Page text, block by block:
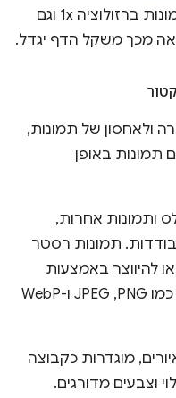
להניח שהדפדפן יוריד גם את התמונות ברזולוציה 1x וגם
של תמונות,
באופן
אחרות,
תמונות רסטר
באמצעות
רכיב הקנבס של HTML. פורמטים כמו PNG,‏ JPEG ו-WebP
מוגדרות כקבוצה
מדורגים.